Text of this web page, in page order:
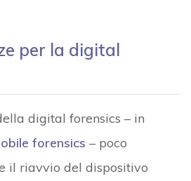
per la digital
digital forensics – in
forensics – poco
il riavvio del dispositivo